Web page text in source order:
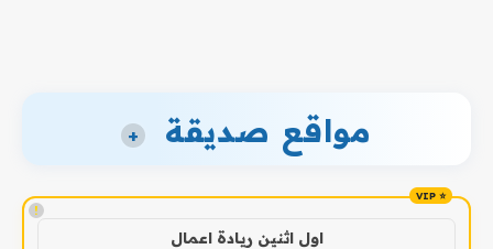
مواقع صديقة +
!
اول اثنين ريادة اعمال